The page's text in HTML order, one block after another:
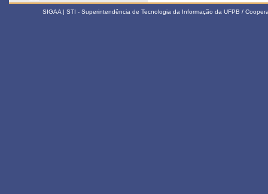
SIGAA | STI - Superintendência de Tecnologia da Informação da UFPB /